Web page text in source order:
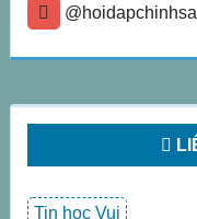
Tin học Vui